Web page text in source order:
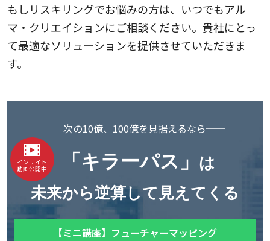
もしリスキリングでお悩みの方は、いつでもアル
マ・クリエイションにご相談ください。貴社にとっ
て最適なソリューションを提供させていただきま
す。
インサイト
動画公開中
次の10億、100億を見据えるなら──
「キラーパス」 は
未来から逆算して見えてくる
【ミニ講座】フューチャーマッピング